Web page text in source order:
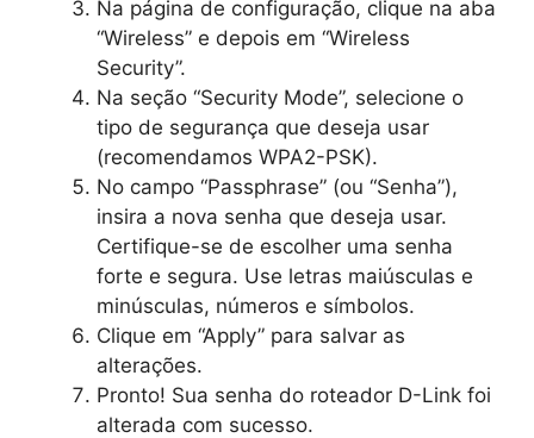
Na página de configuração, clique na aba
“Wireless” e depois em “Wireless
Security”.
Na seção “Security Mode”, selecione o
tipo de segurança que deseja usar
(recomendamos WPA2-PSK).
No campo “Passphrase” (ou “Senha”),
insira a nova senha que deseja usar.
Certifique-se de escolher uma senha
forte e segura. Use letras maiúsculas e
minúsculas, números e símbolos.
Clique em “Apply” para salvar as
alterações.
Pronto! Sua senha do roteador D-Link foi
alterada com sucesso.